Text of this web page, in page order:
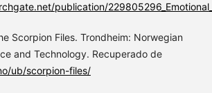
publication/
Scorpion Files. Trondheim: Norwegian
and Technology. Recuperado de
ub/scorpion-files/